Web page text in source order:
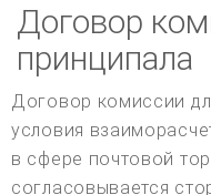
Договор
принципала
Договор комиссии
условия
в сфере почтовой
согласовывается